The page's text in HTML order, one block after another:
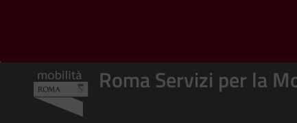
Roma Servizi per la